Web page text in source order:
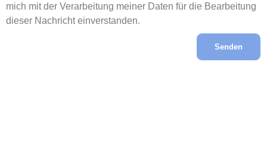
mich mit der Verarbeitung meiner Daten für die Bearbeitung
dieser Nachricht einverstanden.
Senden